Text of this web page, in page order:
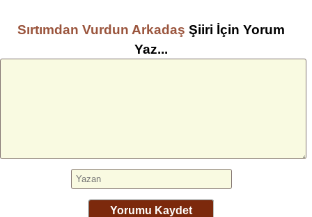
Sırtımdan Vurdun Arkadaş Şiiri İçin Yorum
Yaz...
Yorumu Kaydet